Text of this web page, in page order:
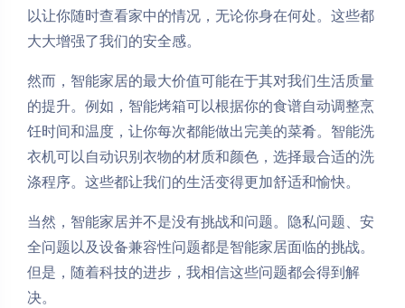
以让你随时查看家中的情况，无论你身在何处。这些都
大大增强了我们的安全感。
然而，智能家居的最大价值可能在于其对我们生活质量
的提升。例如，智能烤箱可以根据你的食谱自动调整烹
饪时间和温度，让你每次都能做出完美的菜肴。智能洗
衣机可以自动识别衣物的材质和颜色，选择最合适的洗
涤程序。这些都让我们的生活变得更加舒适和愉快。
当然，智能家居并不是没有挑战和问题。隐私问题、安
全问题以及设备兼容性问题都是智能家居面临的挑战。
但是，随着科技的进步，我相信这些问题都会得到解
决。